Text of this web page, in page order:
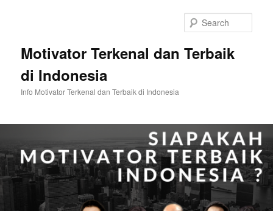
Motivator Terkenal dan Terbaik
di Indonesia
Info Motivator Terkenal dan Terbaik di Indonesia